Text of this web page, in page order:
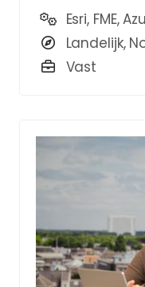
stap in je
Esri, FME,
Landelijk,
Vast